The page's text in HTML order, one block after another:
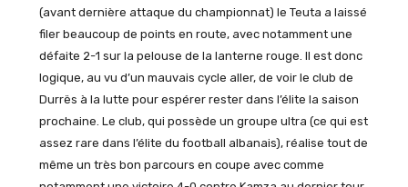
(avant dernière attaque du championnat) le Teuta a laissé
filer beaucoup de points en route, avec notamment une
défaite 2-1 sur la pelouse de la lanterne rouge. Il est donc
logique, au vu d’un mauvais cycle aller, de voir le club de
Durrës à la lutte pour espérer rester dans l’élite la saison
prochaine. Le club, qui possède un groupe ultra (ce qui est
assez rare dans l’élite du football albanais), réalise tout de
même un très bon parcours en coupe avec comme